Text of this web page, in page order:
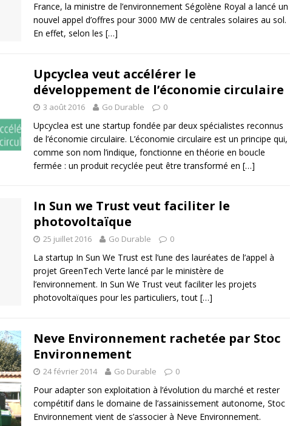
France, la ministre de l’environnement Ségolène Royal a lancé un
nouvel appel d’offres pour 3000 MW de centrales solaires au sol.
En effet, selon les […]
Upcyclea veut accélérer le
développement de l’économie circulaire
3 août 2016 Go Durable 0
Upcyclea est une startup fondée par deux spécialistes reconnus
de l’économie circulaire. L’économie circulaire est un principe qui,
comme son nom l’indique, fonctionne en théorie en boucle
fermée : un produit recyclée peut être transformé en […]
In Sun we Trust veut faciliter le
photovoltaïque
25 juillet 2016 Go Durable 0
La startup In Sun We Trust est l’une des lauréates de l’appel à
projet GreenTech Verte lancé par le ministère de
l’environnement. In Sun We Trust veut faciliter les projets
photovoltaïques pour les particuliers, tout […]
Neve Environnement rachetée par Stoc
Environnement
24 février 2014 Go Durable 0
Pour adapter son exploitation à l’évolution du marché et rester
compétitif dans le domaine de l’assainissement autonome, Stoc
Environnement vient de s’associer à Neve Environnement.